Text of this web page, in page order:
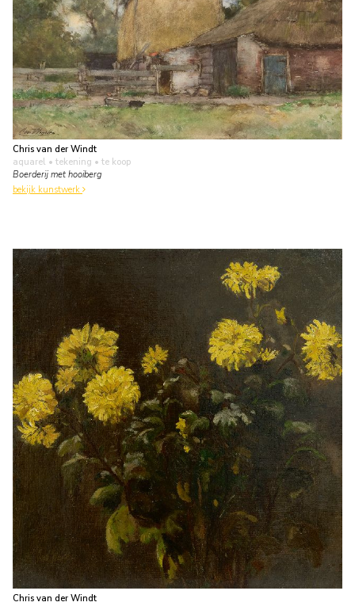
Chris van der Windt
aquarel • tekening • te koop
Boerderij met hooiberg
bekijk kunstwerk
Chris van der Windt